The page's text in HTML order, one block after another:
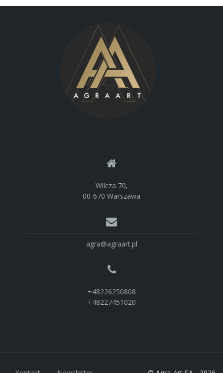
Wilcza 70,
00-670 Warszawa
agra@agraart.pl
+48226250808
+48227451020